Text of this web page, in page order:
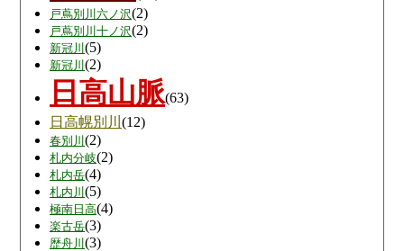
戸蔦別川六ノ沢(2)
戸蔦別川十ノ沢(2)
新冠川 (5)
新冠川 (2)
日高山脈(63)
日高幌別川 (12)
春別川 (2)
札内分岐(2)
札内岳(4)
札内川 (5)
極南日高(4)
楽古岳(3)
歴舟川 (3)